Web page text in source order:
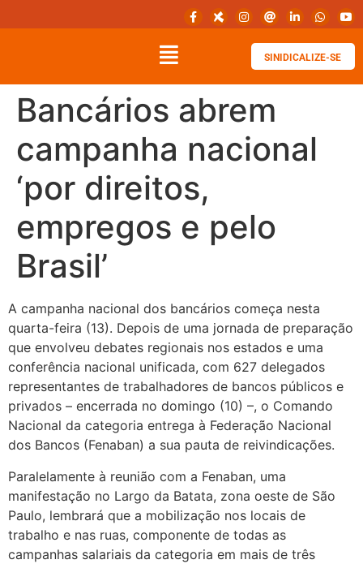
SINIDICALIZE-SE
Bancários abrem
campanha nacional
‘por direitos,
empregos e pelo
Brasil’
A campanha nacional dos bancários começa nesta
quarta-feira (13). Depois de uma jornada de preparação
que envolveu debates regionais nos estados e uma
conferência nacional unificada, com 627 delegados
representantes de trabalhadores de bancos públicos e
privados – encerrada no domingo (10) –, o Comando
Nacional da categoria entrega à Federação Nacional
dos Bancos (Fenaban) a sua pauta de reivindicações.
Paralelamente à reunião com a Fenaban, uma
manifestação no Largo da Batata, zona oeste de São
Paulo, lembrará que a mobilização nos locais de
trabalho e nas ruas, componente de todas as
campanhas salariais da categoria em mais de três